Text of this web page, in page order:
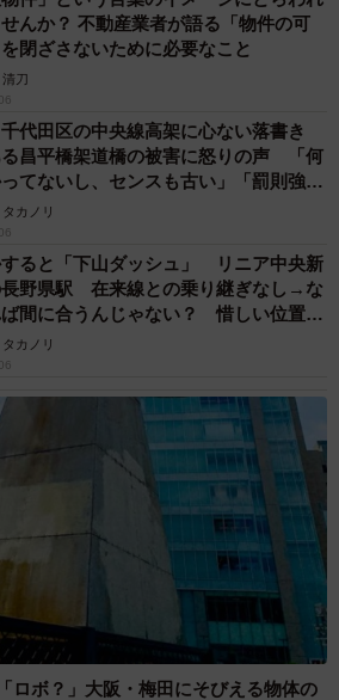
んか？ 不動産業者が語る「物件の可
閉ざさないために必要なこと
刀
代田区の中央線高架に心ない落書き
昌平橋架道橋の被害に怒りの声 「何
てないし、センスも古い」「罰則強化
カノリ
すると「下山ダッシュ」 リニア中央新
野県駅 在来線との乗り継ぎなし→な
ば間に合うんじゃない？ 惜しい位置関
カノリ
ロボ？」大阪・梅田にそびえる物体の